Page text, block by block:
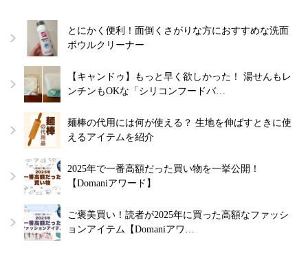
とにかく便利！面倒くさがりな方におすすめな洗面
ボウルクリーナー
【キャンドゥ】もっと早く欲しかった！ 湯せんもレ
ンチンもOKな「シリコンフードバ…
麺棒の代用には何が使える？ 生地を伸ばすときに使
えるアイテムを紹介
2025年で一番高額だった買い物を一挙公開！
【Domaniアワード】
ご褒美買い！読者が2025年に買った高額なファッシ
ョンアイテム【Domaniアワ…